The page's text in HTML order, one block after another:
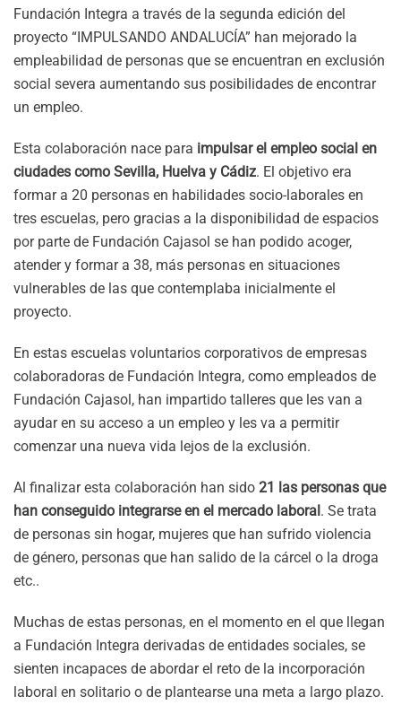
Fundación Integra a través de la segunda edición del
proyecto “IMPULSANDO ANDALUCÍA” han mejorado la
empleabilidad de personas que se encuentran en exclusión
social severa aumentando sus posibilidades de encontrar
un empleo.
Esta colaboración nace para impulsar el empleo social en
ciudades como Sevilla, Huelva y Cádiz. El objetivo era
formar a 20 personas en habilidades socio-laborales en
tres escuelas, pero gracias a la disponibilidad de espacios
por parte de Fundación Cajasol se han podido acoger,
atender y formar a 38, más personas en situaciones
vulnerables de las que contemplaba inicialmente el
proyecto.
En estas escuelas voluntarios corporativos de empresas
colaboradoras de Fundación Integra, como empleados de
Fundación Cajasol, han impartido talleres que les van a
ayudar en su acceso a un empleo y les va a permitir
comenzar una nueva vida lejos de la exclusión.
Al finalizar esta colaboración han sido 21 las personas que
han conseguido integrarse en el mercado laboral. Se trata
de personas sin hogar, mujeres que han sufrido violencia
de género, personas que han salido de la cárcel o la droga
etc..
Muchas de estas personas, en el momento en el que llegan
a Fundación Integra derivadas de entidades sociales, se
sienten incapaces de abordar el reto de la incorporación
laboral en solitario o de plantearse una meta a largo plazo.